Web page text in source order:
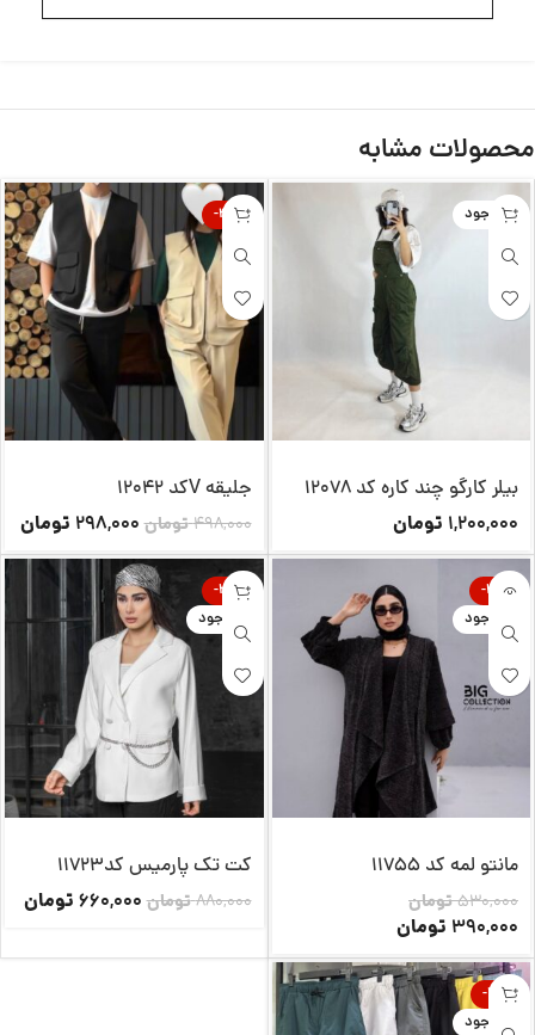
محصولات مشابه
ناموجود
بیلر کارگو چند کاره کد 12078
1,200,000 تومان
-40%
جلیقه Vکد 12042
498,000تومان298,000 تومان
-26%
ناموجود
مانتو لمه کد 11755
530,000تومان
390,000 تومان
-25%
ناموجود
کت تک پارمیس کد11723
880,000تومان660,000 تومان
-14%
ناموجود